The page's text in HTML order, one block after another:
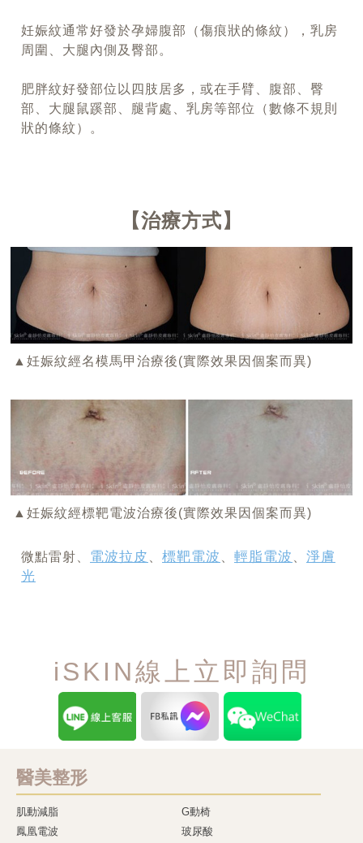
妊娠紋通常好發於孕婦腹部（傷痕狀的條紋），乳房
周圍、大腿內側及臀部。
肥胖紋好發部位以四肢居多，或在手臂、腹部、臀
部、大腿鼠蹊部、腿背處、乳房等部位（數條不規則
狀的條紋）。
治療方式
▲妊娠紋經名模馬甲治療後(實際效果因個案而異)
▲妊娠紋經標靶電波治療後(實際效果因個案而異)
微點雷射、 電波拉皮 標靶電波 輕脂電波
淨膚
光
iSKIN線上立即詢問
醫美整形
肌動減脂
G動椅
鳳凰電波
玻尿酸